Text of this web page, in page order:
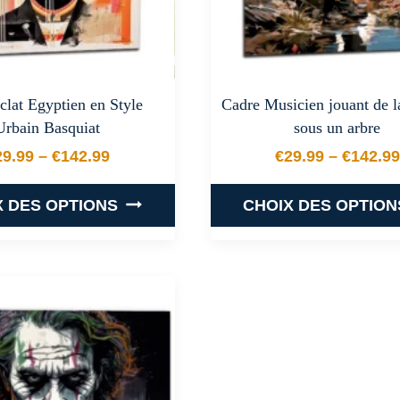
Egyptien en Style
Basquiat
–€142.99
Plage de prix : €29.99 à €142.99
DES OPTIONS
plusieurs
variations.
Les
options
Cadre Musicien jouant de
sous un arbre
€29.99– €142.99
Plage
CHOIX DES